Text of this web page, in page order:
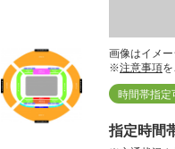
画像はイメー
※注意事項
時間帯指定
指定時間